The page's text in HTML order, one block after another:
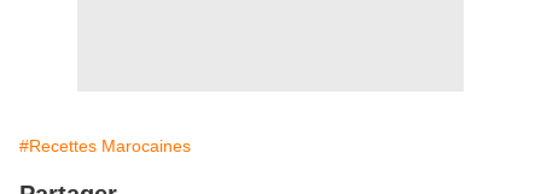
#Recettes Marocaines